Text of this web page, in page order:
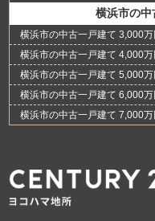
横浜市の中
横浜市の中古一戸建て 3,000万
横浜市の中古一戸建て 4,000万
横浜市の中古一戸建て 5,000万
横浜市の中古一戸建て 6,000万
横浜市の中古一戸建て 7,000万